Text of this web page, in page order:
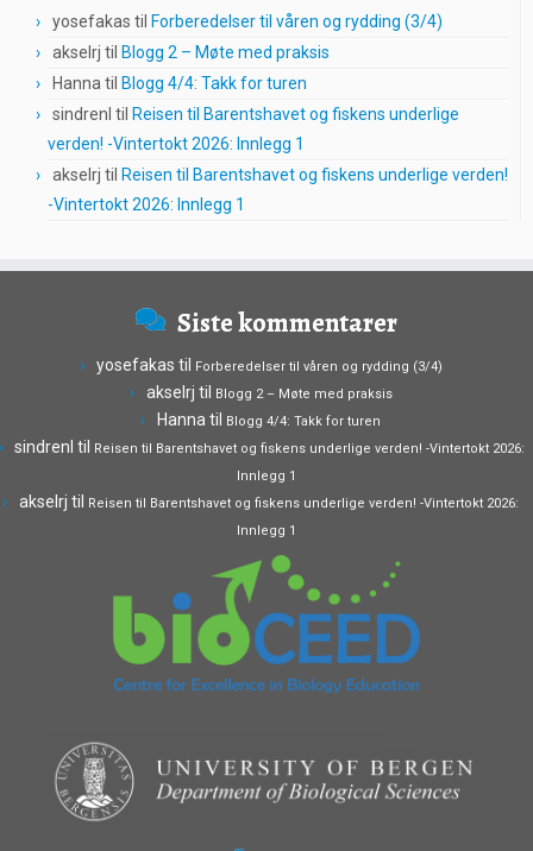
yosefakas til Forberedelser til våren og rydding (3/4)
akselrj til Blogg 2 – Møte med praksis
Hanna til Blogg 4/4: Takk for turen
sindrenl til Reisen til Barentshavet og fiskens underlige
verden! -Vintertokt 2026: Innlegg 1
akselrj til Reisen til Barentshavet og fiskens underlige verden!
-Vintertokt 2026: Innlegg 1
Siste kommentarer
yosefakas til Forberedelser til våren og rydding (3/4)
akselrj til Blogg 2 – Møte med praksis
Hanna til Blogg 4/4: Takk for turen
sindrenl til Reisen til Barentshavet og fiskens underlige verden! -Vintertokt 2026:
Innlegg 1
akselrj til Reisen til Barentshavet og fiskens underlige verden! -Vintertokt 2026:
Innlegg 1